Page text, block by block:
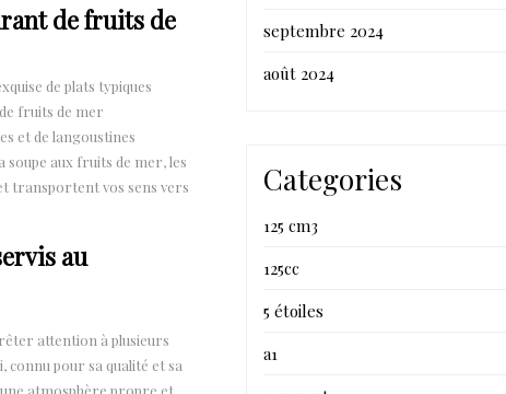
de fruits de
de plats typiques
fruits de mer
et de langoustines
soupe aux fruits de mer, les
transportent vos sens vers
au
attention à plusieurs
connu pour sa qualité et sa
atmosphère propre et
septembre 2024
août 2024
Categories
125 cm3
125cc
5 étoiles
a1